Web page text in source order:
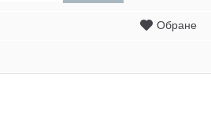
Обране